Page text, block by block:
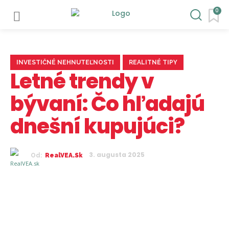
0
INVESTIČNÉ NEHNUTEĽNOSTI REALITNÉ TIPY
Letné trendy v
bývaní: Čo hľadajú
dnešní kupujúci?
Od: RealVEA.sk 3. augusta 2025